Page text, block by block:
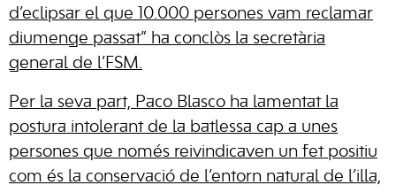
d’eclipsar el que 10.000 persones vam reclamar
diumenge passat” ha conclòs la secretària
general de l’FSM.
Per la seva part, Paco Blasco ha lamentat la
postura intolerant de la batlessa cap a unes
persones que només reivindicaven un fet positiu
com és la conservació de l’entorn natural de l’illa,